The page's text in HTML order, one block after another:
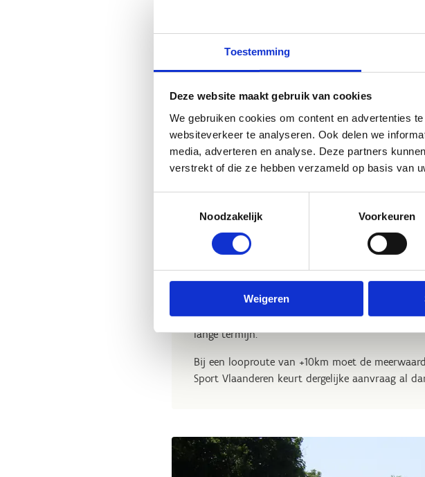
Toestemming
Deze website maakt gebruik van cookies
We gebruiken cookies om content en advertenties
websiteverkeer te analyseren. Ook delen we
media, adverteren en analyse. Deze partners
verstrekt of die ze hebben verzameld op basis van
Noodzakelijk
Voorkeuren
Weigeren
Voor routes die door gebieden lopen die
en Bos (ANB), dient de aanvraagprocedure van
ondersteuning te bieden.
De meerwaarde en het
De lokale meerwaarde voor de realisatie van
aangetoond. Dit omvat zowel de
voorbereidende analyse van de populaire
Een voorafgaand overleg met lokale actoren
Indien de route voldoende meerwaarde en
lange termijn.
Bij een looproute van +10km moet de
Sport Vlaanderen keurt dergelijke aanvraag al